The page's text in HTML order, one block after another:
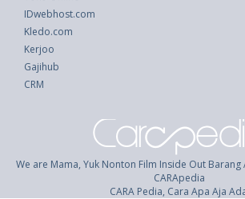
IDwebhost.com
Kledo.com
Kerjoo
Gajihub
CRM
We are Mama, Yuk Nonton Film Inside Out Barang
CARApedia
CARA Pedia, Cara Apa Aja